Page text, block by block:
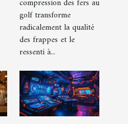
solides ?
compression des fers au
golf transforme
radicalement la qualité
des frappes et le
ressenti à...